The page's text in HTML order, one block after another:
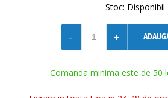
Stoc: Disponibil
- +
Comanda minima este de 50